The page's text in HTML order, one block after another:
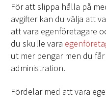
För att slippa hålla på
avgifter kan du välja att
att vara egenföretagare
du skulle vara
ut mer pengar men du
administration.
Fördelar med att vara